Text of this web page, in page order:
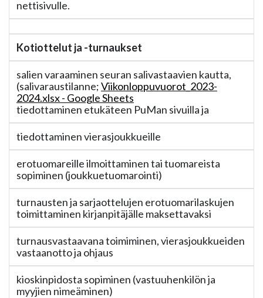
nettisivulle.
Kotiottelut ja -turnaukset
salien varaaminen seuran salivastaavien kautta,
(salivaraustilanne;Viikonloppuvuorot_2023-
2024.xlsx - Google Sheets
tiedottaminen etukäteen PuMan sivuilla ja
tiedottaminen vierasjoukkueille
erotuomareille ilmoittaminen tai tuomareista
sopiminen (joukkuetuomarointi)
turnausten ja sarjaottelujen erotuomarilaskujen
toimittaminen kirjanpitäjälle maksettavaksi
turnausvastaavana toimiminen, vierasjoukkueiden
vastaanotto ja ohjaus
kioskinpidosta sopiminen (vastuuhenkilön ja
myyjien nimeäminen)